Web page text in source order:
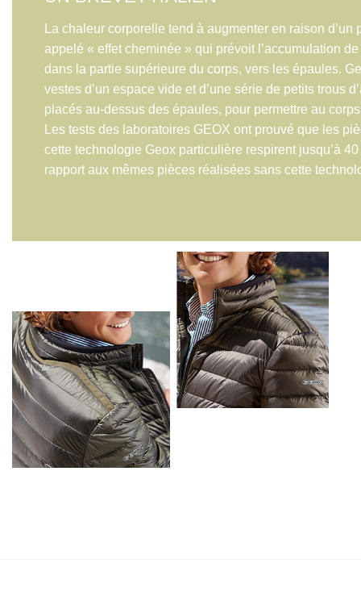
La chaleur corporelle tend à augmenter en raison d’un
appelé « effet cheminée » qui prévoit l’accumulation
dans la partie supérieure du corps, vers les épaules.
vestes d’un espace vide et d’une série de petits trous
placés au-dessus des épaules, pour permettre au
Les tests des laboratoires GEOX ont prouvé que les
cette technologie Geox particulière respirent jusqu’à
rapport aux mêmes pièces réalisées sans cette